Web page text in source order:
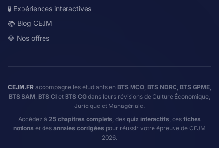
🧪 Expériences interactives
📚 Blog CEJM
💎 Nos offres
CEJM.FR accompagne les étudiants en BTS MCO, BTS NDRC, BTS GPME,
BTS SAM, BTS CI et BTS CG dans leurs révisions de Culture Économique,
Juridique et Managériale.
Accédez à 25 chapitres complets, des quiz interactifs, des fiches
notions et des annales corrigées pour réussir votre épreuve de CEJM
2026.